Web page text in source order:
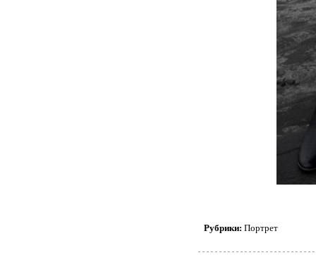
Рубрики: Портрет